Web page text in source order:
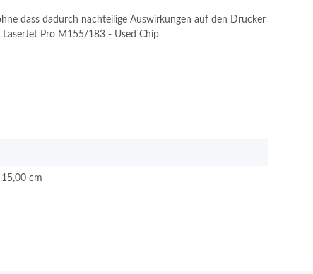
dass dadurch nachteilige Auswirkungen auf den Drucker
Pro M155/183 - Used Chip
cm